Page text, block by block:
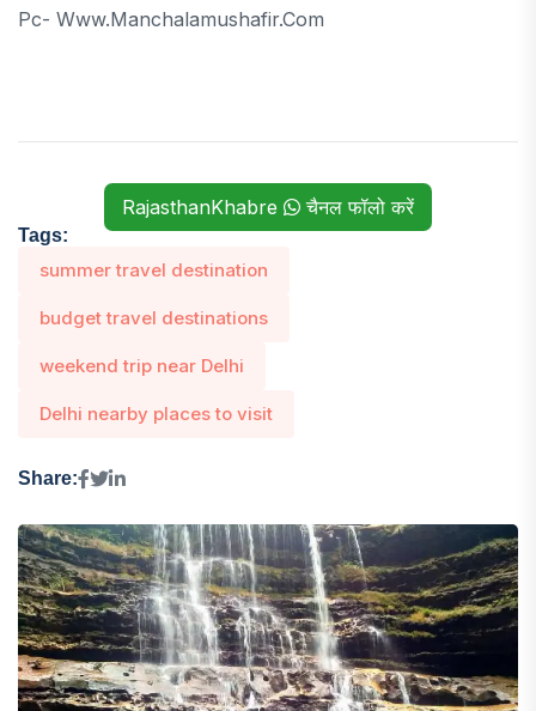
Pc- Www.manchalamushafir.com
RajasthanKhabre चैनल फॉलो करें
Tags:
summer travel destination
budget travel destinations
weekend trip near Delhi
Delhi nearby places to visit
Share: